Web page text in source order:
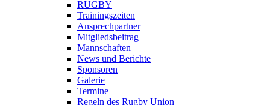
RUGBY
Trainingszeiten
Ansprechpartner
Mitgliedsbeitrag
Mannschaften
News und Berichte
Sponsoren
Galerie
Termine
Regeln des Rugby Union